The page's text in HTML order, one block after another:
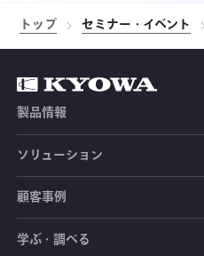
トップ セミナー・イベント
製品情報
ひずみゲージ
センサ（変換器）
ロードセル
土木建築用センサ
ソリューション
顧客事例
学ぶ・調べる